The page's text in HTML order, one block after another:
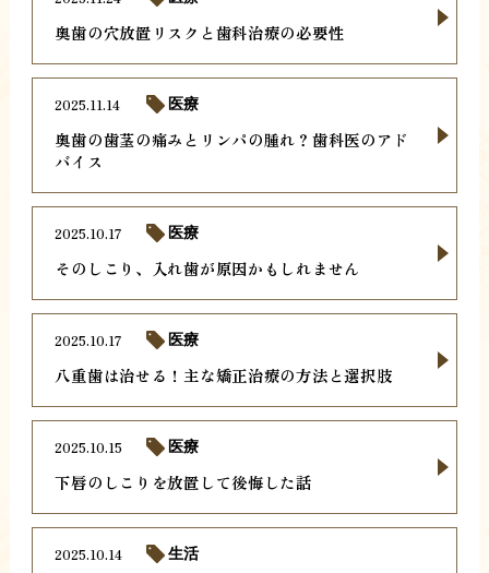
奥歯の穴放置リスクと歯科治療の必要性
奥歯の歯茎の痛みとリンパの腫れ？歯科医のアド
バイス
2025.11.14 医療
そのしこり、入れ歯が原因かもしれません
2025.10.17 医療
八重歯は治せる！主な矯正治療の方法と選択肢
2025.10.17 医療
下唇のしこりを放置して後悔した話
2025.10.15 医療
2025.10.14 生活